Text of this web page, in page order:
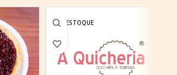
SEM ESTOQUE